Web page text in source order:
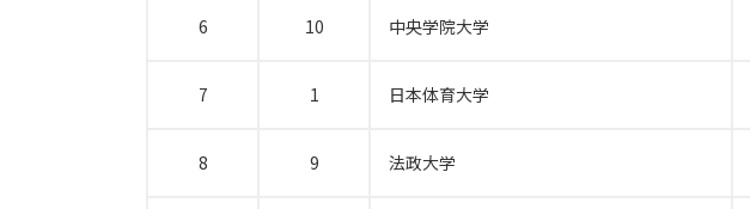
6 10 中央学院大学
7 1 日本体育大学
8 9 法政大学